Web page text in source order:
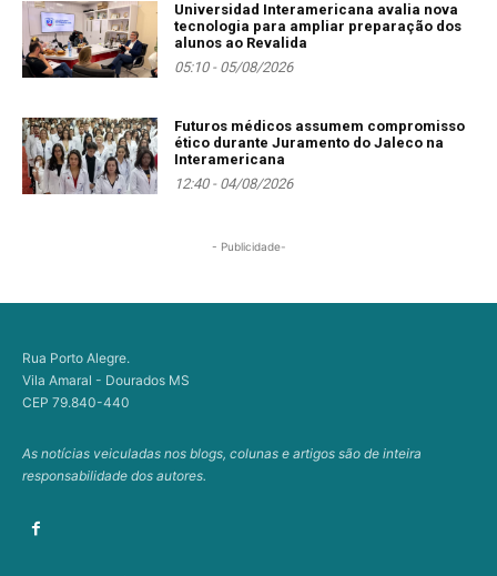
Universidad Interamericana avalia nova
tecnologia para ampliar preparação dos
alunos ao Revalida
05:10 - 05/08/2026
Futuros médicos assumem compromisso
ético durante Juramento do Jaleco na
Interamericana
12:40 - 04/08/2026
- Publicidade-
Rua Porto Alegre.
Vila Amaral - Dourados MS
CEP 79.840-440
As notícias veiculadas nos blogs, colunas e artigos são de inteira
responsabilidade dos autores.